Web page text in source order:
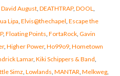
David August, DEATHTRAP, DOOL
Lipa Elvis@thechapel Escape the
, Floating Points FortaRock, Gavin
, Higher Power, Ho99o9, Hometown
Lamar, Kiki Schippers & Band
Simz Lowlands MANTAR Melkweg,